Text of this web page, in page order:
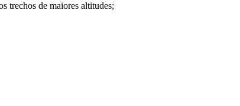
trechos de maiores altitudes;